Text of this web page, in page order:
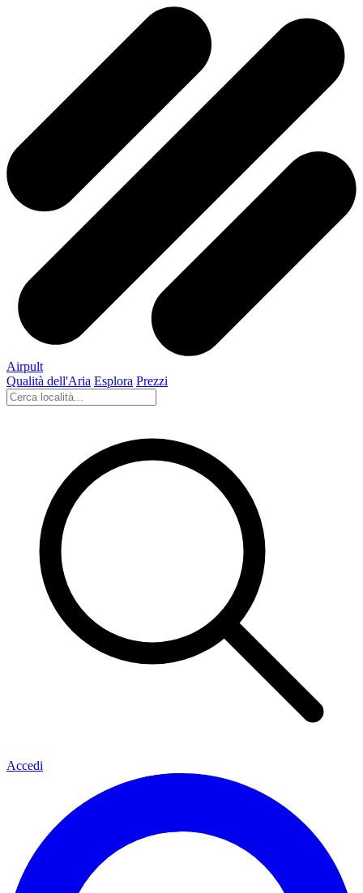
Airpult
Qualità dell'Aria Esplora Prezzi
Accedi